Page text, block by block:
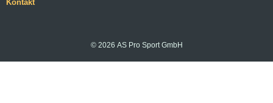
Kontakt
© 2026 AS Pro Sport GmbH